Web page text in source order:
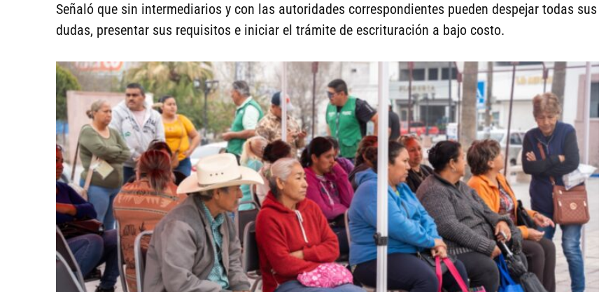
Señaló que sin intermediarios y con las autoridades correspondientes pueden despejar todas sus
dudas, presentar sus requisitos e iniciar el trámite de escrituración a bajo costo.